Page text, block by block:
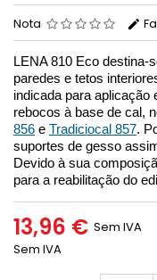
Nota
LENA 810 Eco destina-
paredes e tetos
indicada para aplicação
rebocos à base de cal,
856 e Tradiciocal 857.
suportes de gesso
Devido à sua
para a reabilitação do
13,96 € Sem IVA
Sem IVA